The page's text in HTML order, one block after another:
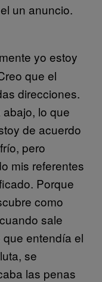
un anuncio.
yo estoy
que el
direcciones.
lo que
de acuerdo
pero
mis referentes
Porque
como
sale
entendía el
se
las penas